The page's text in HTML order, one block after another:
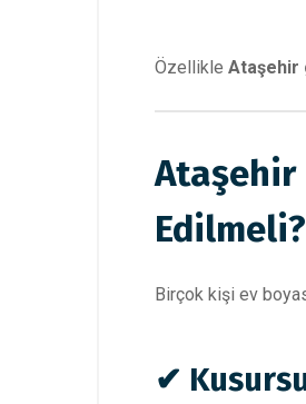
Özellikle Ataşehir
Ataşehir
Edilmeli?
Birçok kişi ev
✔